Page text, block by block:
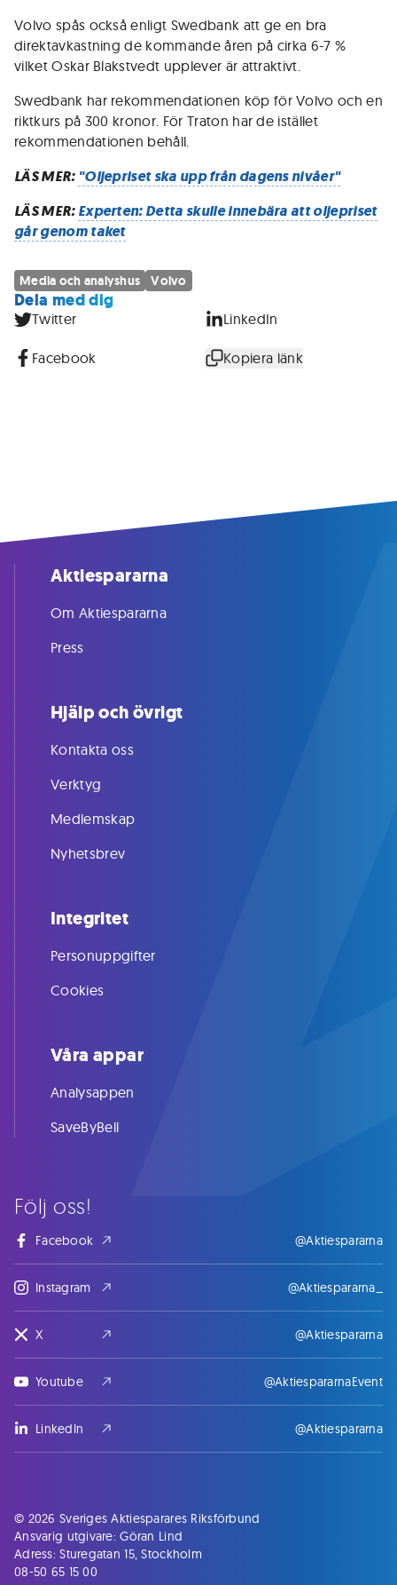
Volvo spås också enligt Swedbank att ge en bra
direktavkastning de kommande åren på cirka 6-7 %
vilket Oskar Blakstvedt upplever är attraktivt.
Swedbank har rekommendationen köp för Volvo och en
riktkurs på 300 kronor. För Traton har de istället
rekommendationen behåll.
LÄS MER: "Oljepriset ska upp från dagens nivåer"
LÄS MER:Experten: Detta skulle innebära att oljepriset
går genom taket
Media och analyshus Volvo
Dela med dig
Twitter LinkedIn
Facebook Kopiera länk
Följ oss!
Facebook @Aktiespararna
Instagram @Aktiespararna_
X @Aktiespararna
Youtube @AktiespararnaEvent
LinkedIn @Aktiespararna
Aktiespararna
Om Aktiespararna
Press
Hjälp och övrigt
Kontakta oss
Verktyg
Medlemskap
Nyhetsbrev
Integritet
Personuppgifter
Cookies
Våra appar
Analysappen
SaveByBell
© 2026 Sveriges Aktiesparares Riksförbund
Ansvarig utgivare: Göran Lind
Adress: Sturegatan 15, Stockholm
08-50 65 15 00